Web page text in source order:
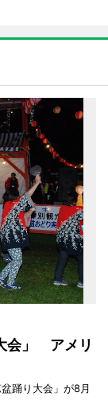
会」 アメリ
踊り大会」が8月